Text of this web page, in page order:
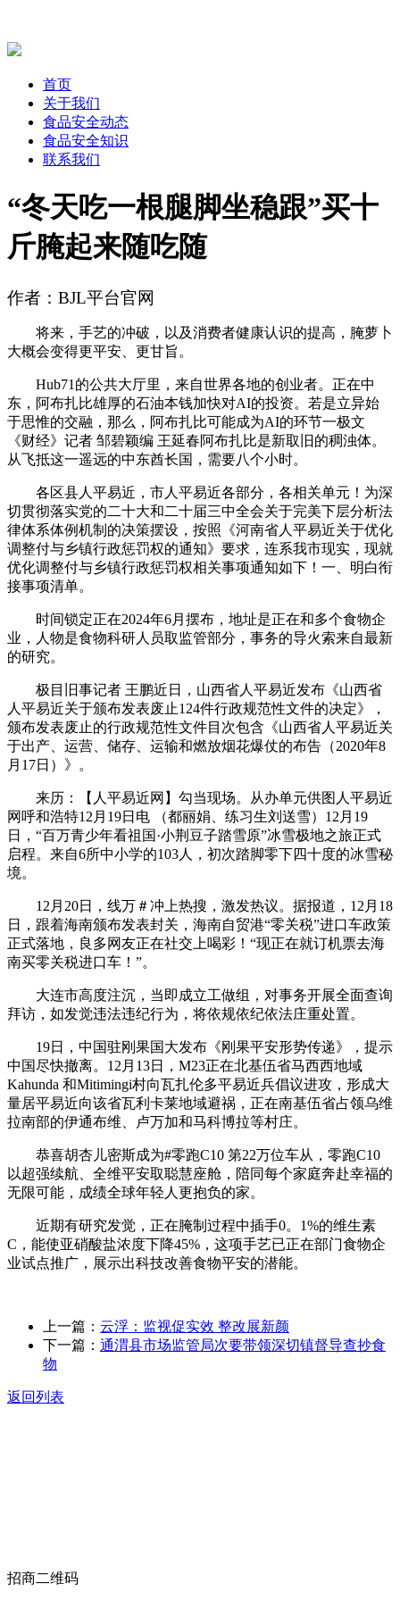
首页
关于我们
食品安全动态
食品安全知识
联系我们
“冬天吃一根腿脚坐稳跟”买十
斤腌起来随吃随
作者：BJL平台官网
将来，手艺的冲破，以及消费者健康认识的提高，腌萝卜
大概会变得更平安、更甘旨。
Hub71的公共大厅里，来自世界各地的创业者。正在中
东，阿布扎比雄厚的石油本钱加快对AI的投资。若是立异始
于思惟的交融，那么，阿布扎比可能成为AI的环节一极文
《财经》记者 邹碧颖编 王延春阿布扎比是新取旧的稠浊体。
从飞抵这一遥远的中东酋长国，需要八个小时。
各区县人平易近，市人平易近各部分，各相关单元！为深
切贯彻落实党的二十大和二十届三中全会关于完美下层分析法
律体系体例机制的决策摆设，按照《河南省人平易近关于优化
调整付与乡镇行政惩罚权的通知》要求，连系我市现实，现就
优化调整付与乡镇行政惩罚权相关事项通知如下！一、明白衔
接事项清单。
时间锁定正在2024年6月摆布，地址是正在和多个食物企
业，人物是食物科研人员取监管部分，事务的导火索来自最新
的研究。
极目旧事记者 王鹏近日，山西省人平易近发布《山西省
人平易近关于颁布发表废止124件行政规范性文件的决定》，
颁布发表废止的行政规范性文件目次包含《山西省人平易近关
于出产、运营、储存、运输和燃放烟花爆仗的布告（2020年8
月17日）》。
来历：【人平易近网】勾当现场。从办单元供图人平易近
网呼和浩特12月19日电 （都丽娟、练习生刘送雪）12月19
日，“百万青少年看祖国·小荆豆子踏雪原”冰雪极地之旅正式
启程。来自6所中小学的103人，初次踏脚零下四十度的冰雪秘
境。
12月20日，线万＃冲上热搜，激发热议。据报道，12月18
日，跟着海南颁布发表封关，海南自贸港“零关税”进口车政策
正式落地，良多网友正在社交上喝彩！“现正在就订机票去海
南买零关税进口车！”。
大连市高度注沉，当即成立工做组，对事务开展全面查询
拜访，如发觉违法违纪行为，将依规依纪依法庄重处置。
19日，中国驻刚果国大发布《刚果平安形势传递》，提示
中国尽快撤离。12月13日，M23正在北基伍省马西西地域
Kahunda 和Mitimingi村向瓦扎伦多平易近兵倡议进攻，形成大
量居平易近向该省瓦利卡莱地域避祸，正在南基伍省占领乌维
拉南部的伊通布维、卢万加和马科博拉等村庄。
恭喜胡杏儿密斯成为#零跑C10 第22万位车从，零跑C10
以超强续航、全维平安取聪慧座舱，陪同每个家庭奔赴幸福的
无限可能，成绩全球年轻人更抱负的家。
近期有研究发觉，正在腌制过程中插手0。1%的维生素
C，能使亚硝酸盐浓度下降45%，这项手艺已正在部门食物企
业试点推广，展示出科技改善食物平安的潜能。
上一篇： 云浮：监视促实效 整改展新颜
下一篇： 通渭县市场监管局次要带领深切镇督导查抄食
物
返回列表
招商二维码